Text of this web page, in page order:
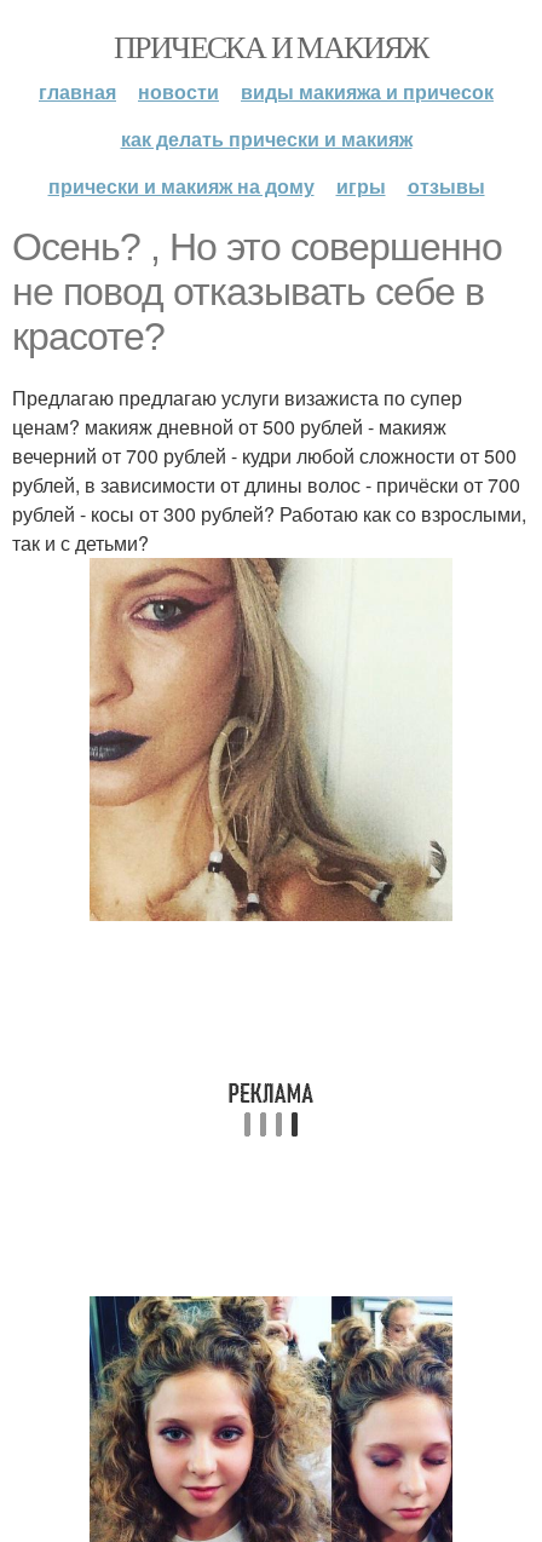
ПРИЧЕСКА И МАКИЯЖ
главная новости
виды макияжа и причесок
как делать прически и макияж
прически и макияж на дому
игры отзывы
Осень? , Но это совершенно
не повод отказывать себе в
красоте?
Предлагаю предлагаю услуги визажиста по супер
ценам? макияж дневной от 500 рублей - макияж
вечерний от 700 рублей - кудри любой сложности от 500
рублей, в зависимости от длины волос - причёски от 700
рублей - косы от 300 рублей? Работаю как со взрослыми,
так и с детьми?